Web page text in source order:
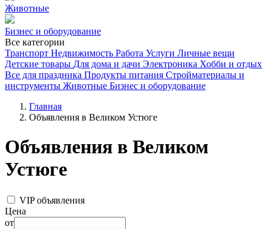
Животные
Бизнес и оборудование
Все категории
Транспорт Недвижимость Работа Услуги Личные вещи
Детские товары Для дома и дачи Электроника Хобби и отдых
Все для праздника Продукты питания Стройматериалы и
инструменты Животные Бизнес и оборудование
Главная
Объявления в Великом Устюге
Объявления в Великом
Устюге
VIP объявления
Цена
от